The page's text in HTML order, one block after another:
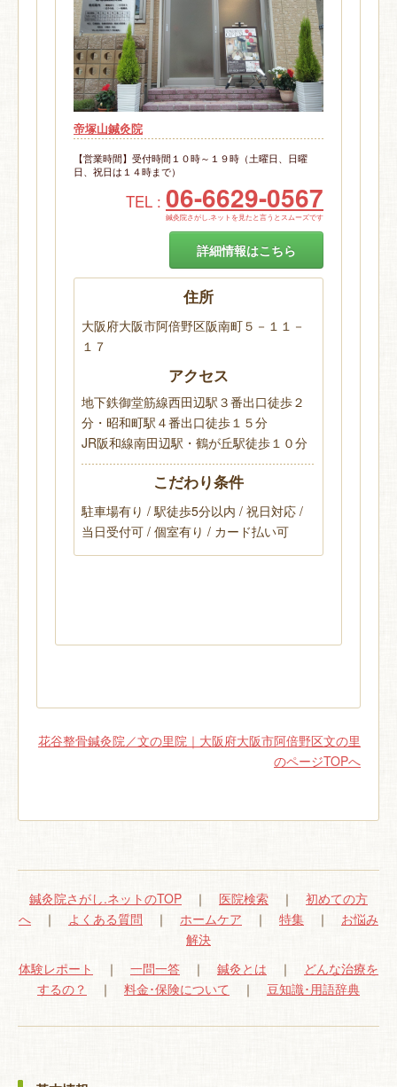
帝塚山鍼灸院
【営業時間】受付時間１０時～１９時（土曜日、日曜
日、祝日は１４時まで）
TEL : 06-6629-0567
鍼灸院さがし.ネットを見たと言うとスムーズです
詳細情報はこちら
住所
大阪府大阪市阿倍野区阪南町５－１１－
１７
アクセス
地下鉄御堂筋線西田辺駅３番出口徒歩２
分・昭和町駅４番出口徒歩１５分
JR阪和線南田辺駅・鶴が丘駅徒歩１０分
こだわり条件
駐車場有り / 駅徒歩5分以内 / 祝日対応 /
当日受付可 / 個室有り / カード払い可
花谷整骨鍼灸院／文の里院｜大阪府大阪市阿倍野区文の里
のページTOPへ
鍼灸院さがし.ネットのTOP ｜ 医院検索 ｜ 初めての方
へ ｜ よくある質問 ｜ ホームケア ｜ 特集 ｜ お悩み
解決
体験レポート
｜ 一問一答 ｜ 鍼灸とは ｜ どんな治療を
するの？
｜ 料金･保険について ｜ 豆知識･用語辞典